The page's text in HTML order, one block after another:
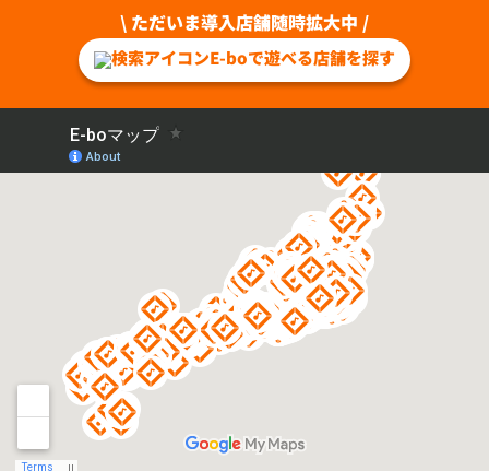
\ ただいま導入店舗随時拡大中 /
E-boで遊べる店舗を探す